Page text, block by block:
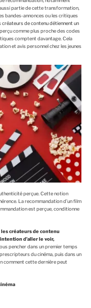
partie de cette transformation,
bandes-annonces ou les critiques
créateurs de contenu détiennent un
comme plus proche des codes
comptent davantage. Cela
et avis personnel chez les jeunes
perçue. Cette notion
La recommandation d’un film
est perçue, conditionne
créateurs de contenu
d’aller le voir,
pencher dans un premier temps
du cinéma, puis dans un
comment cette dernière peut